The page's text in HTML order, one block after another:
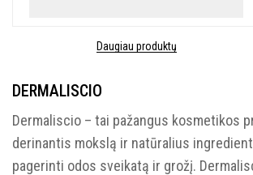
Daugiau produktų
DERMALISCIO
Dermaliscio – tai pažangus kosmetikos
derinantis mokslą ir natūralius
pagerinti odos sveikatą ir grožį.